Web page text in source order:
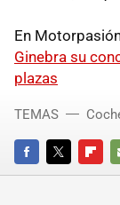
En
Ginebra su
plazas
FACEBOOKTWITTER
TEMAS